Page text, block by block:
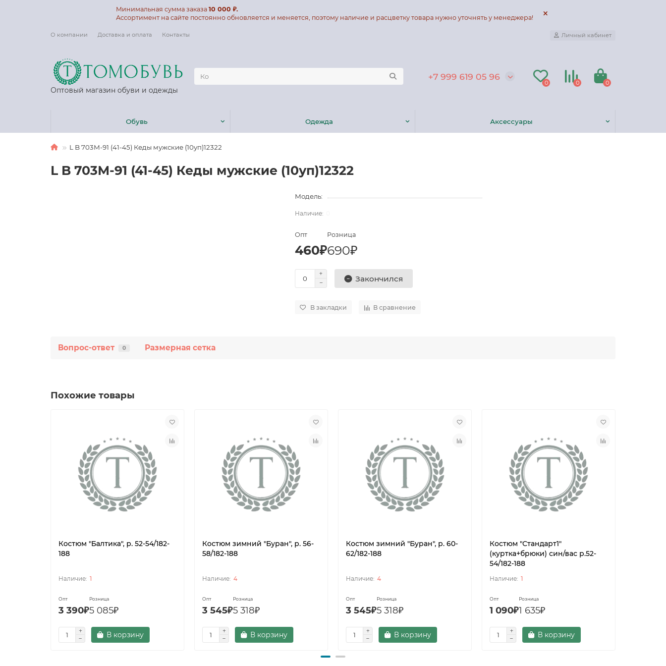
Минимальная сумма заказа 10 000 ₽.
Ассортимент на сайте постоянно обновляется и меняется, поэтому наличие и расцветку товара нужно уточнять у менеджера!
О компании Доставка и оплата Контакты Личный кабинет
Оптовый магазин обуви и одежды
+7 999 619 05 96
0 0 0
Обувь Одежда Аксессуары
L B 703М-91 (41-45) Кеды мужские (10уп)12322
L B 703М-91 (41-45) Кеды мужские (10уп)12322
Модель:
Опт
460₽
Розница
690₽
Закончился
В закладки В сравнение
Вопрос-ответ 0 Размерная сетка
Похожие товары
Костюм "Балтика", р. 52-54/182-
188
1
Опт
3 390₽
Розница
5 085₽
В корзину
Костюм зимний "Буран", р. 56-
58/182-188
4
Опт
3 545₽
Розница
5 318₽
В корзину
Костюм зимний "Буран", р. 60-
62/182-188
4
Опт
3 545₽
Розница
5 318₽
В корзину
Костюм "Стандарт1"
(куртка+брюки) син/вас р.52-
54/182-188
1
Опт
1 090₽
Розница
1 635₽
В корзину